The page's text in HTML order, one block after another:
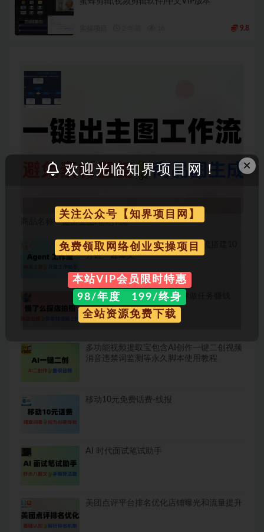
9.8
商品名称一键出主图AI工作流
普通人也能学会的AI Agent 工作流搭建10
分钟一篇爆文
饿了么探店拍照3分钟教会你做任务赚钱
多功能视频提取宝包含AI创作一键二创视频
消音违禁词监测等永久脚本使用教程
移动10元免费话费-线报
AI 时代面试笔试助手
美团点评平台排名优化店铺曝光和流量提升
×
欢迎光临知界项目网！
关注公众号【知界项目网】
免费领取网络创业实操项目
本站VIP会员限时特惠
98/年度 199/终身
全站资源免费下载